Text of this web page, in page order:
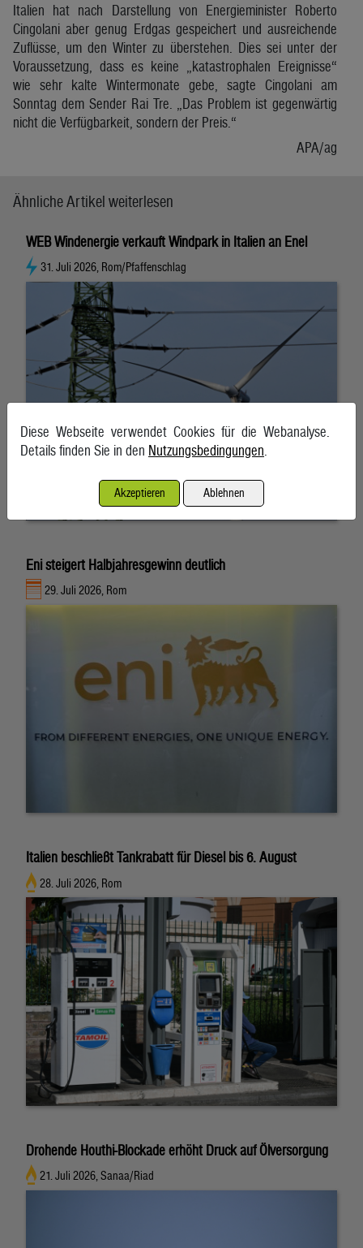
Italien hat nach Darstellung von Energieminister Roberto
Cingolani aber genug Erdgas gespeichert und ausreichende
Zuflüsse, um den Winter zu überstehen. Dies sei unter der
Voraussetzung, dass es keine „katastrophalen Ereignisse“
wie sehr kalte Wintermonate gebe, sagte Cingolani am
Sonntag dem Sender Rai Tre. „Das Problem ist gegenwärtig
nicht die Verfügbarkeit, sondern der Preis.“
APA/ag
Ähnliche Artikel weiterlesen
WEB Windenergie verkauft Windpark in Italien an Enel
31. Juli 2026, Rom/Pfaffenschlag
Eni steigert Halbjahresgewinn deutlich
29. Juli 2026, Rom
Italien beschließt Tankrabatt für Diesel bis 6. August
28. Juli 2026, Rom
Drohende Houthi-Blockade erhöht Druck auf Ölversorgung
21. Juli 2026, Sanaa/Riad
Diese Webseite verwendet Cookies für die Webanalyse.
Details finden Sie in den Nutzungsbedingungen.
Akzeptieren Ablehnen